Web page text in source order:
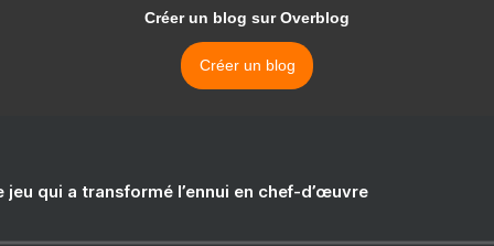
Créer un blog sur Overblog
Créer un blog
jeu qui a transformé l’ennui en chef-d’œuvre